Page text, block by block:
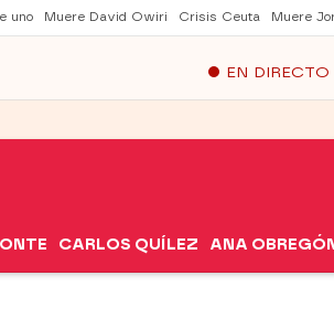
uno Muere David Owiri Crisis Ceuta Muere
EN DIRECTO
CARLOS QUÍLEZ ANA